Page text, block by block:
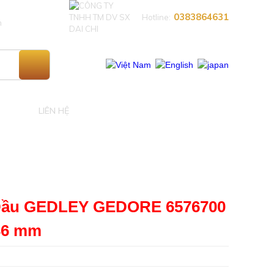
Hotline: 0383864631​
LIÊN HỆ
GEDLEY GEDORE 6576700
mm